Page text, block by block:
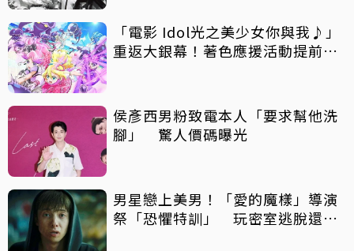
「電影 Idol光之美少女你與我♪」
重返大銀幕！著色應援活動提前開
侯彥西男粉致電本人「要求幫他洗
腳」 驚人價碼曝光
男星戀上美男！「愛的魔樣」導演
祭「恐懼特訓」 玩密室逃脫還得